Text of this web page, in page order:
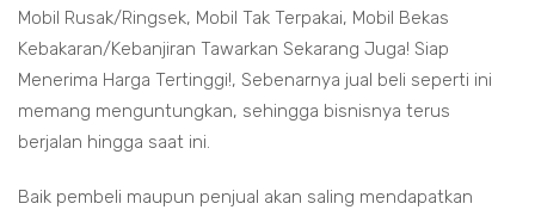
Mobil Rusak/Ringsek, Mobil Tak Terpakai, Mobil Bekas
Kebakaran/Kebanjiran Tawarkan Sekarang Juga! Siap
Menerima Harga Tertinggi!, Sebenarnya jual beli seperti ini
memang menguntungkan, sehingga bisnisnya terus
berjalan hingga saat ini.
Baik pembeli maupun penjual akan saling mendapatkan